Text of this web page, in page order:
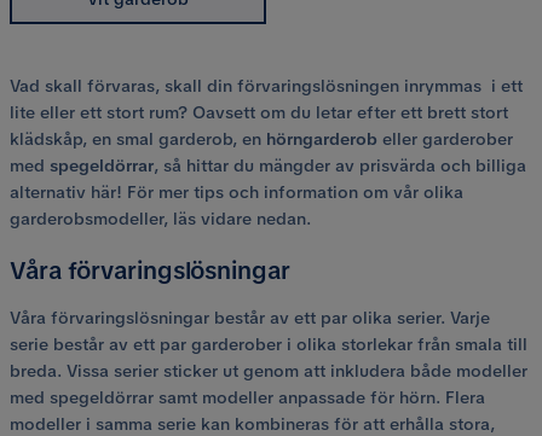
Vad skall förvaras, skall din förvaringslösningen inrymmas i ett
lite eller ett stort rum? Oavsett om du letar efter ett brett stort
klädskåp, en smal garderob, en hörngarderob eller garderober
med spegeldörrar, så hittar du mängder av prisvärda och billiga
alternativ här! För mer tips och information om vår olika
garderobsmodeller, läs vidare nedan.
Våra förvaringslösningar
Våra förvaringslösningar består av ett par olika serier. Varje
serie består av ett par garderober i olika storlekar från smala till
breda. Vissa serier sticker ut genom att inkludera både modeller
med spegeldörrar samt modeller anpassade för hörn. Flera
modeller i samma serie kan kombineras för att erhålla stora,